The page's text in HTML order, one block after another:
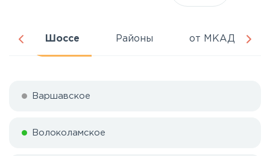
Шоссе Районы от МКАД
Варшавское
Волоколамское